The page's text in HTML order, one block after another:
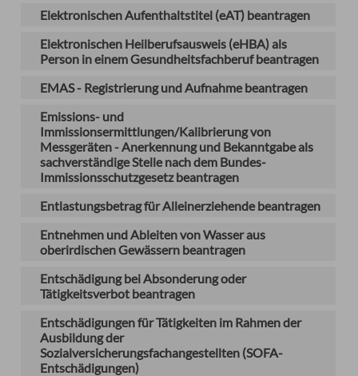
Elektronischen Aufenthaltstitel (eAT) beantragen
Elektronischen Heilberufsausweis (eHBA) als
Person in einem Gesundheitsfachberuf beantragen
EMAS - Registrierung und Aufnahme beantragen
Emissions- und
Immissionsermittlungen/Kalibrierung von
Messgeräten - Anerkennung und Bekanntgabe als
sachverständige Stelle nach dem Bundes-
Immissionsschutzgesetz beantragen
Entlastungsbetrag für Alleinerziehende beantragen
Entnehmen und Ableiten von Wasser aus
oberirdischen Gewässern beantragen
Entschädigung bei Absonderung oder
Tätigkeitsverbot beantragen
Entschädigungen für Tätigkeiten im Rahmen der
Ausbildung der
Sozialversicherungsfachangestellten (SOFA-
Entschädigungen)